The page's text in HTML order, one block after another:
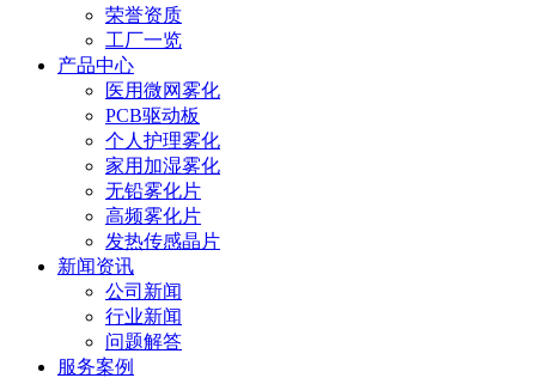
荣誉资质
工厂一览
产品中心
医用微网雾化
PCB驱动板
个人护理雾化
家用加湿雾化
无铅雾化片
高频雾化片
发热传感晶片
新闻资讯
公司新闻
行业新闻
问题解答
服务案例